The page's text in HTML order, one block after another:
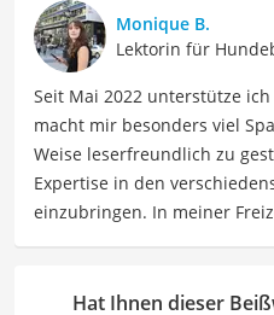
Empfehlungen sowie Tipps
Trainingsausrüstung und
Der Beißwurst Hund-
besonders empfehlenswert
Monique B.
Lektorin für
Seit Mai 2022 unterstütze ich
macht mir besonders viel
Weise leserfreundlich zu
Expertise in den
einzubringen. In meiner
Klarheit, Verständlichkeit
Hat Ihnen dieser